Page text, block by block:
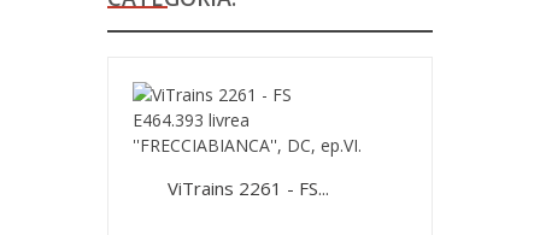
ViTrains 2261 - FS...